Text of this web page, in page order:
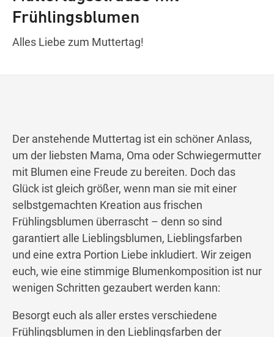
Wegbeschreibung
Frühlingsblumen
Alles Liebe zum Muttertag!
Der anstehende Muttertag ist ein schöner Anlass,
um der liebsten Mama, Oma oder Schwiegermutter
mit Blumen eine Freude zu bereiten. Doch das
Glück ist gleich größer, wenn man sie mit einer
selbstgemachten Kreation aus frischen
Frühlingsblumen überrascht – denn so sind
garantiert alle Lieblingsblumen, Lieblingsfarben
und eine extra Portion Liebe inkludiert. Wir zeigen
euch, wie eine stimmige Blumenkomposition ist nur
wenigen Schritten gezaubert werden kann:
Besorgt euch als aller erstes verschiedene
Frühlingsblumen in den Lieblingsfarben der